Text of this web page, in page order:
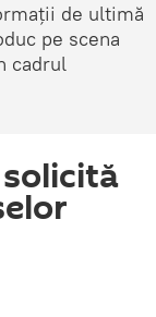
de ultimă
pe scena
cadrul